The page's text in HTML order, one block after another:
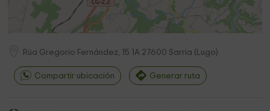
Rúa Gregorio Fernández, 15 1A 27600 Sarria ( Lugo)
Compartir ubicación Generar ruta